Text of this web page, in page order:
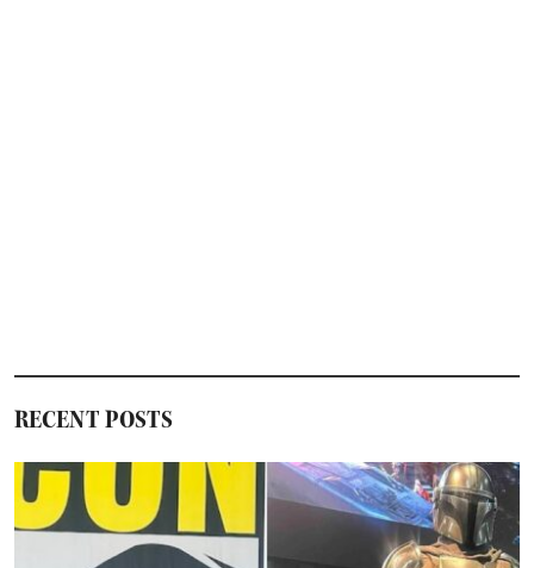
RECENT POSTS